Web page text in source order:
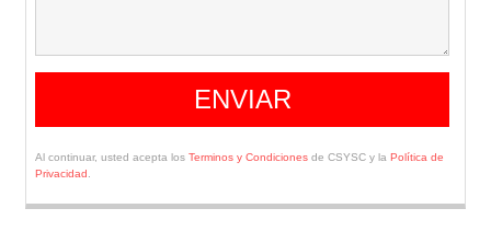
Al continuar, usted acepta losTerminos y Condiciones de CSYSC y laPolítica de
Privacidad